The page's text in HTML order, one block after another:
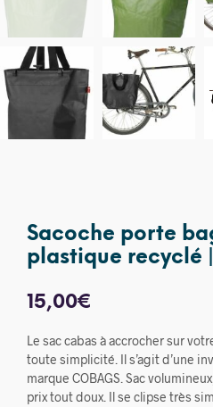
Sacoche porte
plastique recyclé
15,00€
Le sac cabas à accrocher sur
toute simplicité. Il s’agit d’une
marque COBAGS. Sac
prix tout doux. Il se clipse très